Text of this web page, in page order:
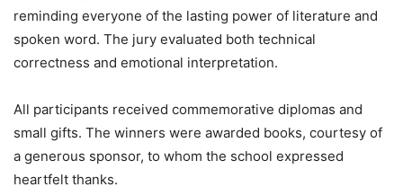
reminding everyone of the lasting power of literature and
spoken word. The jury evaluated both technical
correctness and emotional interpretation.
All participants received commemorative diplomas and
small gifts. The winners were awarded books, courtesy of
a generous sponsor, to whom the school expressed
heartfelt thanks.